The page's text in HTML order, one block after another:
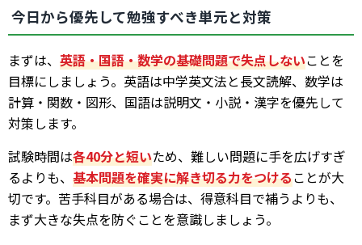
今日から優先して勉強すべき単元と対策
まずは、 英語・国語・数学の基礎問題で失点しないことを
目標にしましょう。英語は中学英文法と長文読解、数学は
計算・関数・図形、国語は説明文・小説・漢字を優先して
対策します。
試験時間は各40分と短いため、難しい問題に手を広げすぎ
るよりも、 基本問題を確実に解き切る力をつけることが大
切です。苦手科目がある場合は、得意科目で補うよりも、
まず大きな失点を防ぐことを意識しましょう。